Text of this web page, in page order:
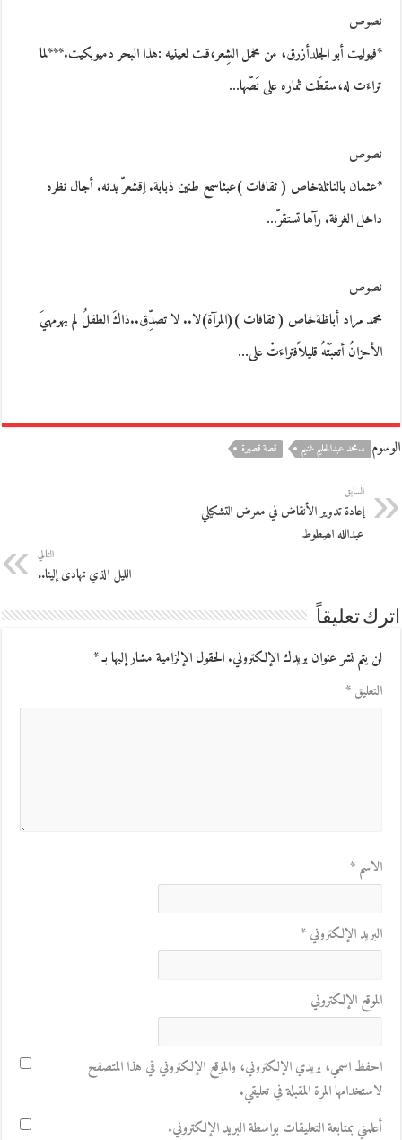
نصوص
*فيوليت أبو الجلدأزرق، من مخمل الشِعر،قلت لعينيه :هذا البحر دميوبكيت.***لما
تراءَت له،سقطَت ثماره على نَصّها…
نصوص
*عثمان بالنائلةخاص ( ثقافات )عبثاسمع طنين ذبابة. اِقشعرّ بدنه. أجال نظره
داخل الغرفة. رآها تستقرّ…
نصوص
محمد مراد أباظةخاص ( ثقافات )(المرآة)لا.. لا تصدِّق..ذاكَ الطفلُ لم يهرمهيَ
الأحزانُ أتعبَتْهُ قليلاًفتراءَتْ على…
الوسوم د.محمد عبدالحليم غنيم قصة قصيرة
السابق
إعادة تدوير الأنقاض في معرض التشكيلي
عبدالله الهيطوط
التالي
الليل الذي تهادى إلينا..
اترك تعليقاً
لن يتم نشر عنوان بريدك الإلكتروني.الحقول الإلزامية مشار إليها بـ*
التعليق*
الاسم*
البريد الإلكتروني*
الموقع الإلكتروني
احفظ اسمي، بريدي الإلكتروني، والموقع الإلكتروني في هذا المتصفح
لاستخدامها المرة المقبلة في تعليقي.
أعلمني بمتابعة التعليقات بواسطة البريد الإلكتروني.